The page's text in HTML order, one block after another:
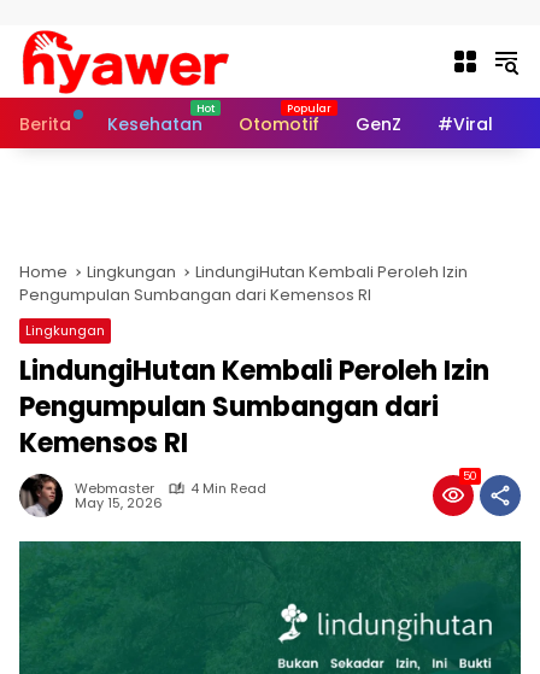
Berita Kesehatan Otomotif GenZ #Viral
Home Lingkungan
LindungiHutan Kembali Peroleh Izin
Pengumpulan Sumbangan dari Kemensos RI
Lingkungan
LindungiHutan Kembali Peroleh Izin
Pengumpulan Sumbangan dari
Kemensos RI
Webmaster 4 Min Read
May 15, 2026
50